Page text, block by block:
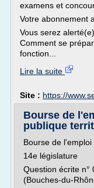
examens et
Votre abonnement
Vous serez
Comment se
fonction...
Lire la suite
Site : https://
Bourse de
publique
Bourse de
14e législature
Question écrite n°
(Bouches-du-